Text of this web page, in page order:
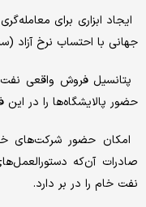
ایجاد ابزاری برای
جهانی با احتساب نرخ آزاد
پتانسیل فروش واقعی
حضور پالایشگاه‌ها را در این
امکان حضور شرکت‌های
صادرات آن‌که
نفت خام را در بر دارد.